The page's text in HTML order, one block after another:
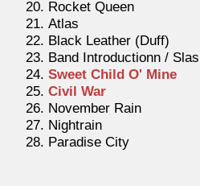
Rocket Queen
Atlas
Black Leather (Duff)
Band Introductionn /
Sweet Child O' Mine
Civil War
November Rain
Nightrain
Paradise City